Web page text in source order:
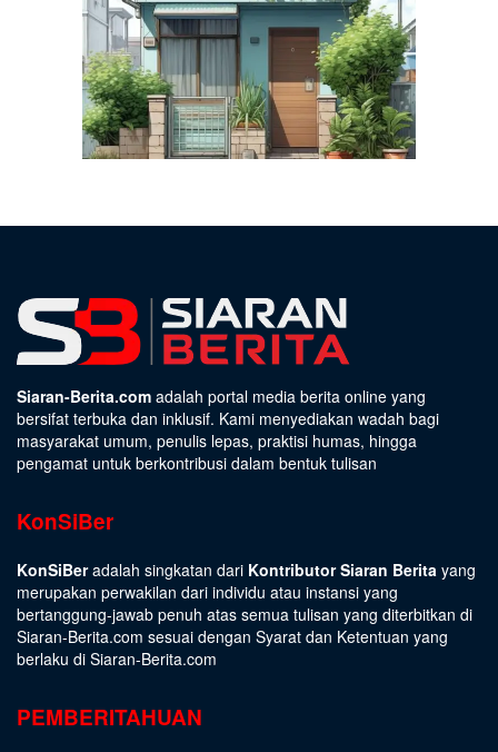
Siaran-Berita.com adalah portal media berita online yang
bersifat terbuka dan inklusif. Kami menyediakan wadah bagi
masyarakat umum, penulis lepas, praktisi humas, hingga
pengamat untuk berkontribusi dalam bentuk tulisan
KonSiBer
KonSiBeradalah singkatan dari Kontributor Siaran Berita yang
merupakan perwakilan dari individu atau instansi yang
bertanggung-jawab penuh atas semua tulisan yang diterbitkan di
Siaran-Berita.com sesuai dengan Syarat dan Ketentuan yang
berlaku di Siaran-Berita.com
PEMBERITAHUAN